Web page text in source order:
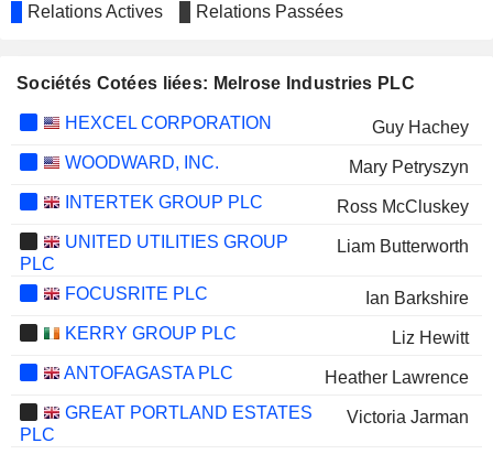
Relations Actives Relations Passées
Sociétés Cotées liées: Melrose Industries PLC
HEXCEL CORPORATION
Guy Hachey
WOODWARD, INC.
Mary Petryszyn
INTERTEK GROUP PLC
Ross McCluskey
UNITED UTILITIES GROUP
PLC
Liam Butterworth
FOCUSRITE PLC
Ian Barkshire
KERRY GROUP PLC
Liz Hewitt
ANTOFAGASTA PLC
Heather Lawrence
GREAT PORTLAND ESTATES
PLC
Victoria Jarman